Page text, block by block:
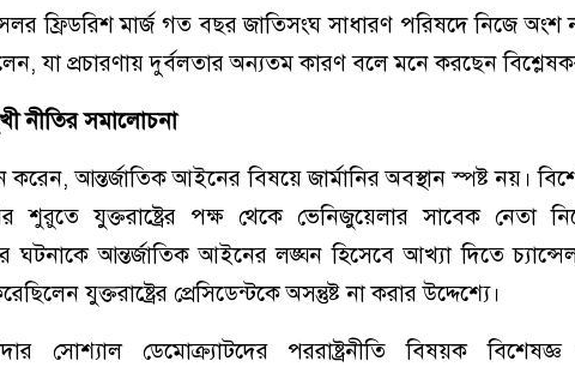
ফ্রিডরিশ মার্জ গত বছর জাতিসংঘ সাধারণ পরিষদে নিজে অংশ
যা প্রচারণায় দুর্বলতার অন্যতম কারণ বলে মনে করছেন
নীতির সমালোচনা
করেন, আন্তর্জাতিক আইনের বিষয়ে জার্মানির অবস্থান স্পষ্ট নয়।
শুরুতে যুক্তরাষ্ট্রের পক্ষ থেকে ভেনিজুয়েলার সাবেক নেতা
আন্তর্জাতিক আইনের লঙ্ঘন হিসেবে আখ্যা দিতে
যুক্তরাষ্ট্রের প্রেসিডেন্টকে অসন্তুষ্ট না করার উদ্দেশ্যে।
সোশ্যাল ডেমোক্র্যাটদের পররাষ্ট্রনীতি বিষয়ক